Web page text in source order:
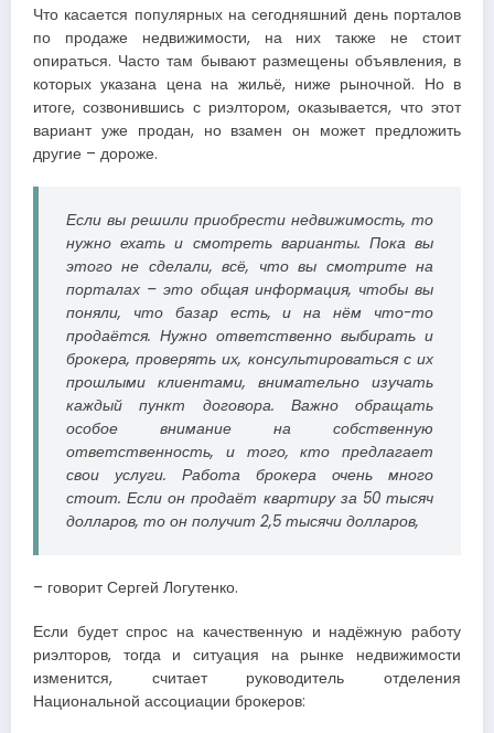
Что касается популярных на сегодняшний день порталов
по продаже недвижимости, на них также не стоит
опираться. Часто там бывают размещены объявления, в
которых указана цена на жильё, ниже рыночной. Но в
итоге, созвонившись с риэлтором, оказывается, что этот
вариант уже продан, но взамен он может предложить
другие – дороже.
Если вы решили приобрести недвижимость, то
нужно ехать и смотреть варианты. Пока вы
этого не сделали, всё, что вы смотрите на
порталах – это общая информация, чтобы вы
поняли, что базар есть, и на нём что-то
продаётся. Нужно ответственно выбирать и
брокера, проверять их, консультироваться с их
прошлыми клиентами, внимательно изучать
каждый пункт договора. Важно обращать
особое внимание на собственную
ответственность, и того, кто предлагает
свои услуги. Работа брокера очень много
стоит. Если он продаёт квартиру за 50 тысяч
долларов, то он получит 2,5 тысячи долларов,
– говорит Сергей Логутенко.
Если будет спрос на качественную и надёжную работу
риэлторов, тогда и ситуация на рынке недвижимости
изменится, считает руководитель отделения
Национальной ассоциации брокеров: